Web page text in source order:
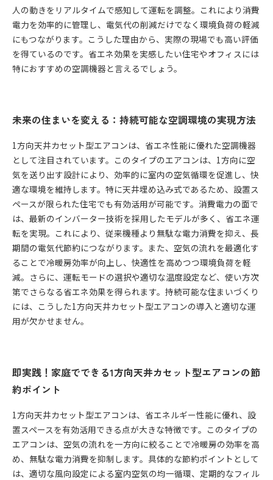
人の動きをリアルタイムで感知して運転を調整。これにより消費
電力を効率的に管理し、電気代の削減だけでなく環境負荷の軽減
にもつながります。こうした理由から、実際の現場でも高い評価
を得ているのです。省エネ効果を実感したい住宅やオフィスには
特におすすめの空調機器と言えるでしょう。
未来の住まいを変える：持続可能な空調環境の実現方法
1方向天井カセット型エアコンは、省エネ性能に優れた空調機器
として注目されています。このタイプのエアコンは、1方向に空
気を送り出す設計により、効率的に室内の空気循環を促進し、快
適な環境を維持します。特に天井埋め込み式であるため、設置ス
ペースが限られた住宅でも有効活用が可能です。消費電力の面で
は、最新のインバーター技術を採用したモデルが多く、省エネ運
転を実現。これにより、従来機種より無駄な電力消費を抑え、長
期間の電気代節約につながります。また、空気の流れを最適化す
ることで冷暖房効率が向上し、快適性を高めつつ環境負荷を軽
減。さらに、運転モードの選択や適切な温度設定など、使い方次
第でさらなる省エネ効果を得られます。持続可能な住まいづくり
には、こうした1方向天井カセット型エアコンの導入と適切な運
用が欠かせません。
即実践！家庭でできる1方向天井カセット型エアコンの節
約ポイント
1方向天井カセット型エアコンは、省エネルギー性能に優れ、設
置スペースを有効活用できる点が大きな特徴です。このタイプの
エアコンは、空気の流れを一方向に絞ることで冷暖房の効率を高
め、無駄な電力消費を抑制します。具体的な節約ポイントとして
は、適切な風向設定による室内空気の均一循環、定期的なフィル